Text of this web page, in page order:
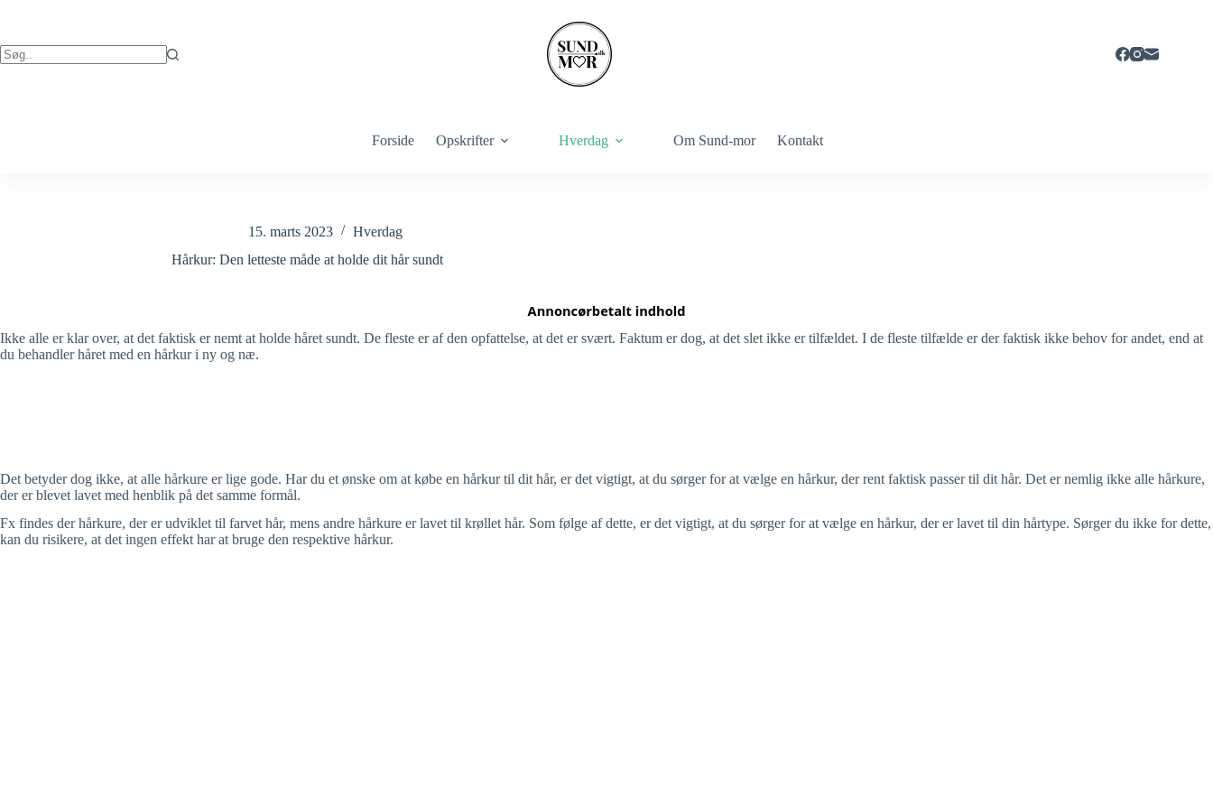
Forside Opskrifter Hverdag Om Sund-mor Kontakt
15. marts 2023
Hverdag
Hårkur: Den letteste måde at holde dit hår sundt
Ikke alle er klar over, at det faktisk er nemt at holde håret sundt. De fleste er af den opfattelse, at det er svært. Faktum er dog, at det slet ikke er tilfældet. I de fleste tilfælde er der faktisk ikke behov for andet, end at
du behandler håret med en hårkur i ny og næ.
Det betyder dog ikke, at alle hårkure er lige gode. Har du et ønske om at købe en hårkur til dit hår, er det vigtigt, at du sørger for at vælge en hårkur, der rent faktisk passer til dit hår. Det er nemlig ikke alle hårkure,
der er blevet lavet med henblik på det samme formål.
Fx findes der hårkure, der er udviklet til farvet hår, mens andre hårkure er lavet til krøllet hår. Som følge af dette, er det vigtigt, at du sørger for at vælge en hårkur, der er lavet til din hårtype. Sørger du ikke for dette,
kan du risikere, at det ingen effekt har at bruge den respektive hårkur.